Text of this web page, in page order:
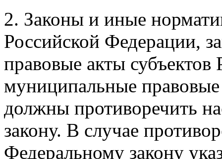
2. Законы и иные
Российской Федерации,
правовые акты
муниципальные
должны противоречить
закону. В случае
Федеральному закону